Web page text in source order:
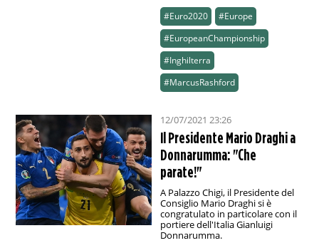
#Euro2020
#Europe
#EuropeanChampionship
#Inghilterra
#MarcusRashford
12/07/2021 23:26
Il Presidente Mario Draghi a
Donnarumma: "Che
parate!"
A Palazzo Chigi, il Presidente del
Consiglio Mario Draghi si è
congratulato in particolare con il
portiere dell'Italia Gianluigi
Donnarumma.